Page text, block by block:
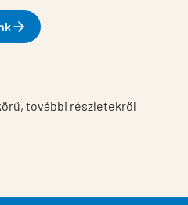
további részletekről